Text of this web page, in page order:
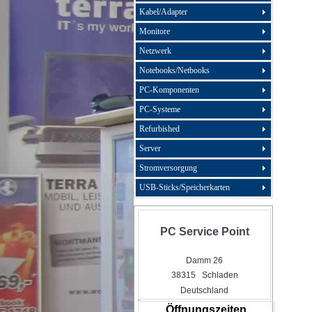
Kabel/Adapter
Monitore
Netzwerk
Notebooks/Netbooks
PC-Komponenten
PC-Systeme
Refurbished
Server
Stromversorgung
USB-Sticks/Speicherkarten
PC Service Point
Damm 26
38315 Schladen
Deutschland
Öffnungszeiten